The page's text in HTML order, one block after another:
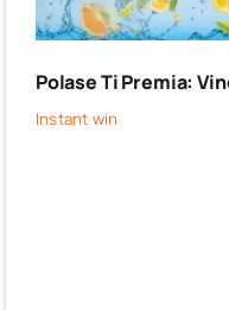
Polase Ti Premia:
Instant win